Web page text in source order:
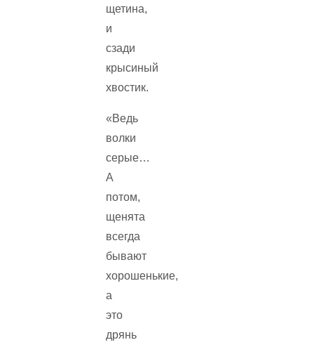
щетина,
и
сзади
крысиный
хвостик.
«Ведь
волки
серые…
А
потом,
щенята
всегда
бывают
хорошенькие,
а
это
дрянь